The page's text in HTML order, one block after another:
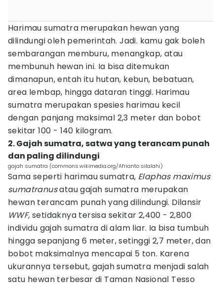
Harimau sumatra merupakan hewan yang
dilindungi oleh pemerintah. Jadi. kamu gak boleh
sembarangan memburu, menangkap, atau
membunuh hewan ini. Ia bisa ditemukan
dimanapun, entah itu hutan, kebun, bebatuan,
area lembap, hingga dataran tinggi. Harimau
sumatra merupakan spesies harimau kecil
dengan panjang maksimal 2,3 meter dan bobot
sekitar 100 - 140 kilogram.
2. Gajah sumatra, satwa yang terancam punah
dan paling dilindungi
gajah sumatra (commons.wikimedia.org/Afrianto silalahi)
Sama seperti harimau sumatra, Elaphas maximus
sumatranusatau gajah sumatra merupakan
hewan terancam punah yang dilindungi. Dilansir
WWF, setidaknya tersisa sekitar 2,400 - 2,800
individu gajah sumatra di alam liar. Ia bisa tumbuh
hingga sepanjang 6 meter, setinggi 2,7 meter, dan
bobot maksimalnya mencapai 5 ton. Karena
ukurannya tersebut, gajah sumatra menjadi salah
satu hewan terbesar di Taman Nasional Tesso